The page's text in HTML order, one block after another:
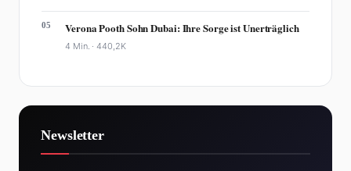
05 Verona Pooth Sohn Dubai: Ihre Sorge ist Unerträglich
4 Min. ·440,2K
Newsletter